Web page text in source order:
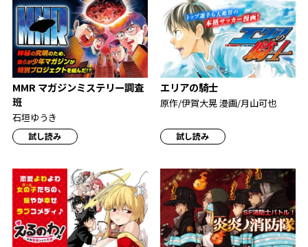
MMR マガジンミステリー調査
班
石垣ゆうき
試し読み
エリアの騎士
原作/伊賀大晃 漫画/月山可也
試し読み